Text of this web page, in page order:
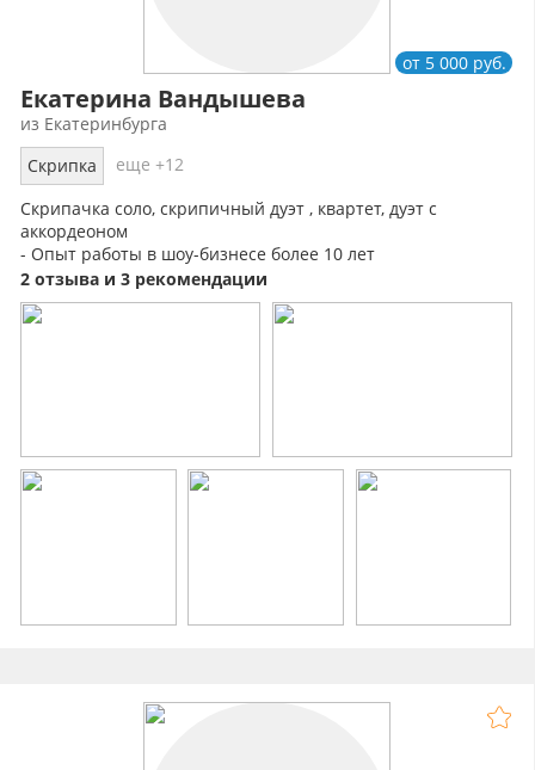
Екатерина Вандышева
от 5 000 руб.
из Екатеринбурга
Скрипка
еще +12
Скрипачка соло, скрипичный дуэт , квартет, дуэт с
аккордеоном
- Опыт работы в шоу-бизнесе более 10 лет
- Лучшая подборка музыки всех музыкальных жанров
- Концертные номера от классики до рока
2 отзыва и 3 рекомендации